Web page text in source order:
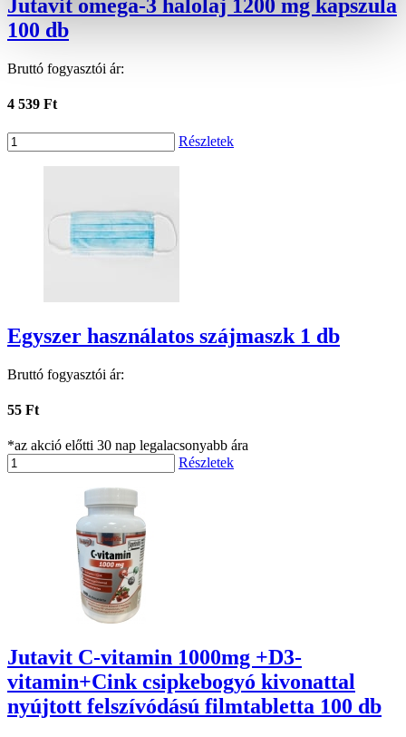
Jutavit omega-3 halolaj 1200 mg kapszula
100 db
Bruttó fogyasztói ár:
4 539 Ft
Részletek
Egyszer használatos szájmaszk 1 db
Bruttó fogyasztói ár:
55 Ft
*az akció előtti 30 nap legalacsonyabb ára
Részletek
Jutavit C-vitamin 1000mg +D3-
vitamin+Cink csipkebogyó kivonattal
nyújtott felszívódású filmtabletta 100 db